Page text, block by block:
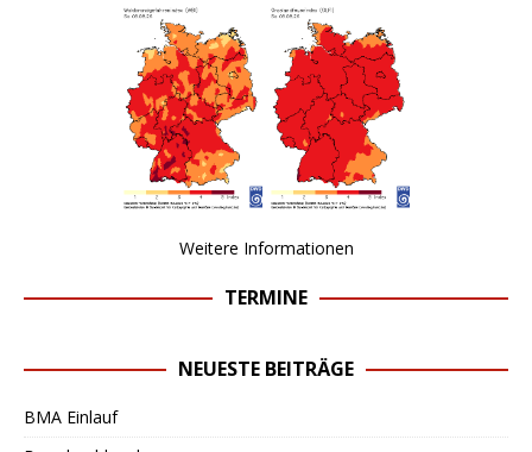
Weitere Informationen
TERMINE
NEUESTE BEITRÄGE
BMA Einlauf